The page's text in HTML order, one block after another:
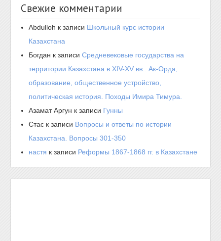
Свежие комментарии
Abdulloh к записи Школьный курс истории
Казахстана
Богдан к записиСредневековые государства на
территории Казахстана в XIV-XV вв.. Ак-Орда,
образование, общественное устройство,
политическая история. Походы Имира Тимура.
Азамат Аргун к записи Гунны
Стас к записи Вопросы и ответы по истории
Казахстана. Вопросы 301-350
настя к записи Реформы 1867-1868 гг. в Казахстане